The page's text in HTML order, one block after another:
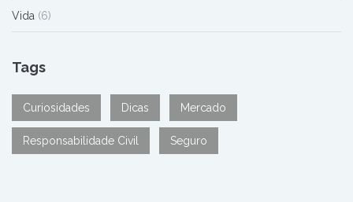
Vida (6)
Tags
Curiosidades Dicas Mercado
Responsabilidade Civil Seguro